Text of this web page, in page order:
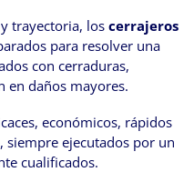
trayectoria, los cerrajeros
para resolver una
con cerraduras,
en daños mayores.
económicos, rápidos
ejecutados por un
cualificados.